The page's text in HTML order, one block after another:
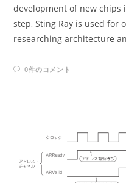
development of new
step, Sting Ray is used for
researching architecture
0件のコメント